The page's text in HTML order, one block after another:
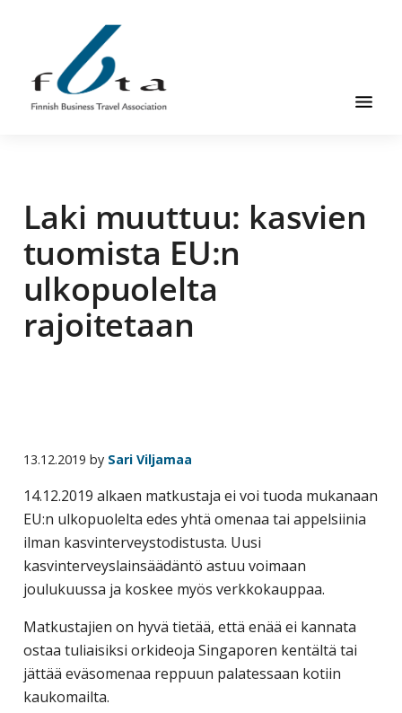
main
content
primary
sidebar
footer
the
Finnish
Business
Travel
Association
is
buyers
and
suppliers,
with
the
mission
enhance
the
understanding,
knowledge
Laki muuttuu: kasvien
tuomista EU:n
ulkopuolelta
rajoitetaan
13.12.2019 by Sari Viljamaa
14.12.2019 alkaen matkustaja ei voi tuoda mukanaan
EU:n ulkopuolelta edes yhtä omenaa tai appelsiinia
ilman kasvinterveystodistusta. Uusi
kasvinterveyslainsäädäntö astuu voimaan
joulukuussa ja koskee myös verkkokauppaa.
Matkustajien on hyvä tietää, että enää ei kannata
ostaa tuliaisiksi orkideoja Singaporen kentältä tai
jättää eväsomenaa reppuun palatessaan kotiin
kaukomailta.